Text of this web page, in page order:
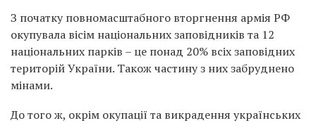
З початку повномасштабного вторгнення армія РФ
окупувала вісім національних заповідників та 12
національних парків – це понад 20% всіх заповідних
територій України. Також частину з них забруднено
мінами.
До того ж, окрім окупації та викрадення українських